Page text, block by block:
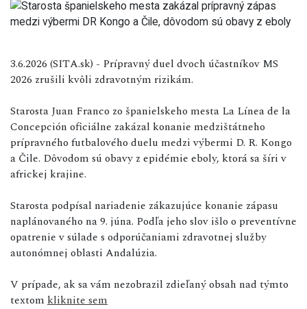
3.6.2026 (SITA.sk) - Prípravný duel dvoch účastníkov MS
2026 zrušili kvôli zdravotným rizikám.
Starosta Juan Franco zo španielskeho mesta La Línea de la
Concepción oficiálne zakázal konanie medzištátneho
prípravného futbalového duelu medzi výbermi D. R. Kongo
a Čile. Dôvodom sú obavy z epidémie eboly, ktorá sa šíri v
africkej krajine.
Starosta podpísal nariadenie zákazujúce konanie zápasu
naplánovaného na 9. júna. Podľa jeho slov išlo o preventívne
opatrenie v súlade s odporúčaniami zdravotnej služby
autonómnej oblasti Andalúzia.
V prípade, ak sa vám nezobrazil zdieľaný obsah nad týmto
textom kliknite sem